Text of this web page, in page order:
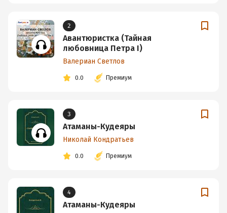
2
Авантюристка (Тайная
любовница Петра I)
Валериан Светлов
0.0 Премиум
3
Атаманы-Кудеяры
Николай Кондратьев
0.0 Премиум
4
Атаманы-Кудеяры